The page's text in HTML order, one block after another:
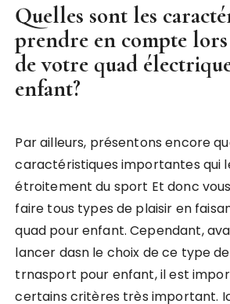
Quelles sont les
prendre en compte lors
de votre quad
enfant?
Par ailleurs, présentons encore
caractéristiques importantes qui
étroitement du sport Et donc
faire tous types de plaisir en
quad pour enfant. Cependant,
lancer dasn le choix de ce type
trnasport pour enfant, il est
certains critères très important.